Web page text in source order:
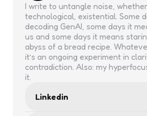
I write to untangle noise,
technological, existential. Some
decoding GenAI, some days it
us and some days it means
abyss of a bread recipe.
it’s an ongoing experiment in
contradiction. Also: my
it.
Linkedin